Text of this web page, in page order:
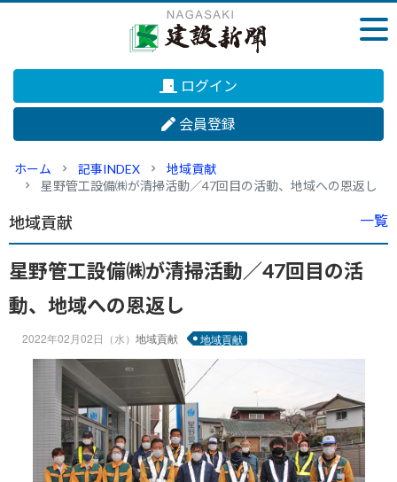
ログイン
会員登録
ホーム 記事INDEX
地域貢献
星野管工設備㈱が清掃活動／47回目の活動、地域への恩返し
地域貢献 一覧
星野管工設備㈱が清掃活動／47回目の活
動、地域への恩返し
2022年02月02日（水） 地域貢献 地域貢献